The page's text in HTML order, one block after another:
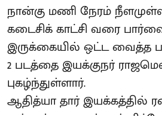
நான்கு மணி நேரம்
கடைசிக் காட்சி வரை
இருக்கையில் ஒட்ட வைத்த
2 படத்தை இயக்குநர்
புகழ்ந்துள்ளார்.
ஆதித்யா தார் இயக்கத்தில்